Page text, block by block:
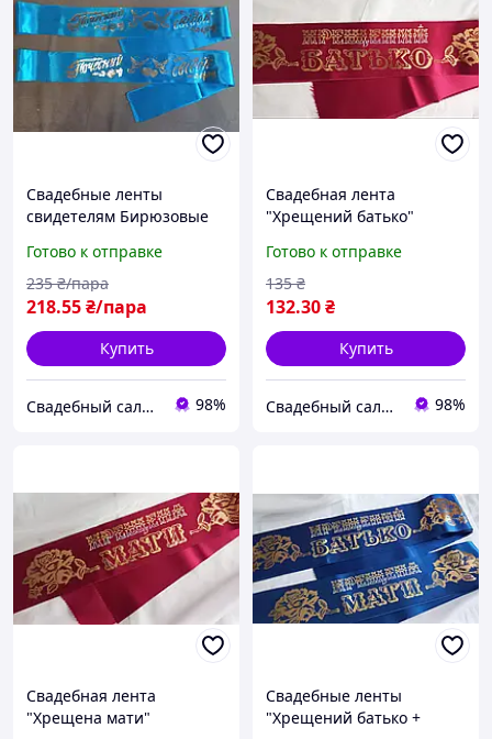
Свадебные ленты
свидетелям Бирюзовые
Готово к отправке
218.55₴/пара
235 ₴/пара
Купить
Свадебный салон "ПРИНЦЕССА" 98%
Свадебная лента
"Хрещений батько"
Готово к отправке
132.30₴
135 ₴
Купить
Свадебный салон "ПРИНЦЕССА" 98%
Свадебная лента
"Хрещена мати"
Свадебные ленты
"Хрещений батько +